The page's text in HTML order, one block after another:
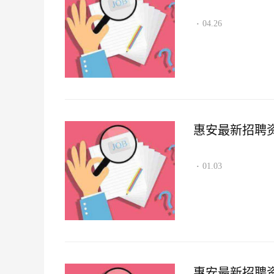
· 04.26
惠安最新招聘
· 01.03